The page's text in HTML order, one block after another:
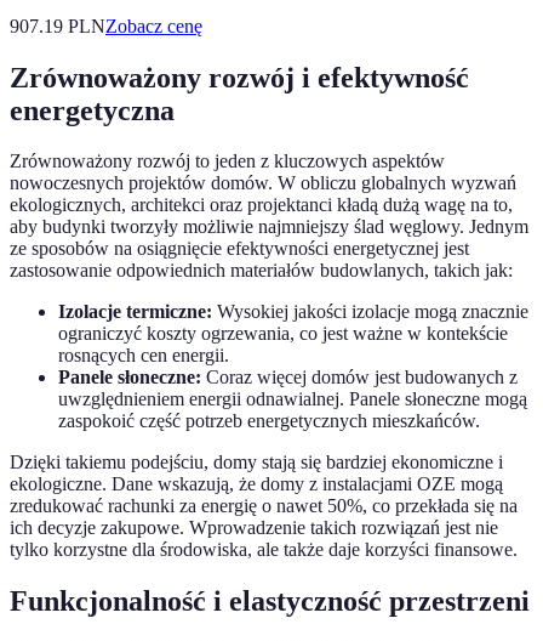
907.19 PLNZobacz cenę
Zrównoważony rozwój i efektywność
energetyczna
Zrównoważony rozwój to jeden z kluczowych aspektów
nowoczesnych projektów domów. W obliczu globalnych wyzwań
ekologicznych, architekci oraz projektanci kładą dużą wagę na to,
aby budynki tworzyły możliwie najmniejszy ślad węglowy. Jednym
ze sposobów na osiągnięcie efektywności energetycznej jest
zastosowanie odpowiednich materiałów budowlanych, takich jak:
Izolacje termiczne: Wysokiej jakości izolacje mogą znacznie
ograniczyć koszty ogrzewania, co jest ważne w kontekście
rosnących cen energii.
Panele słoneczne: Coraz więcej domów jest budowanych z
uwzględnieniem energii odnawialnej. Panele słoneczne mogą
zaspokoić część potrzeb energetycznych mieszkańców.
Dzięki takiemu podejściu, domy stają się bardziej ekonomiczne i
ekologiczne. Dane wskazują, że domy z instalacjami OZE mogą
zredukować rachunki za energię o nawet 50%, co przekłada się na
ich decyzje zakupowe. Wprowadzenie takich rozwiązań jest nie
tylko korzystne dla środowiska, ale także daje korzyści finansowe.
Funkcjonalność i elastyczność przestrzeni